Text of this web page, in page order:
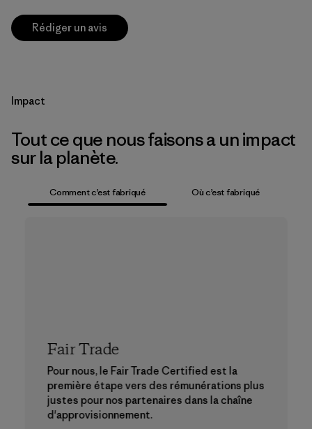
Rédiger un avis
Impact
Tout ce que nous faisons a un impact
sur la planète.
Comment c’est fabriqué Où c’est fabriqué
Fair Trade
Pour nous, le Fair Trade Certified est la
première étape vers des rémunérations plus
justes pour nos partenaires dans la chaîne
d'approvisionnement.